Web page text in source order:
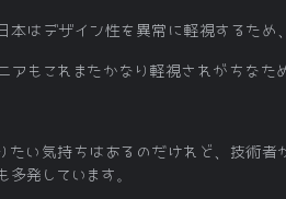
本はデザイン性を異常に軽視するた
もこれまたかなり軽視されがちなた
い気持ちはあるのだけれど、技術者
多発しています。